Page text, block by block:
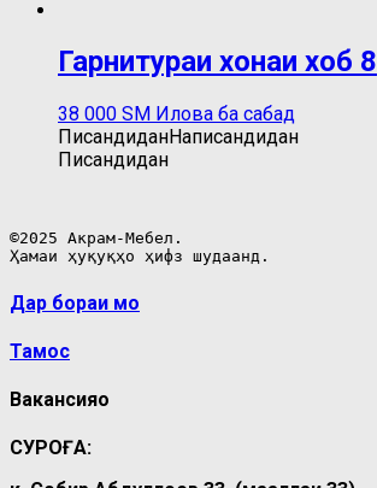
Гарнитураи хонаи хоб 8
38 000 ЅМ Илова ба сабад
ПисандиданНаписандидан
Писандидан
©2025 Акрам-Мебел.
Ҳамаи ҳуқуқҳо ҳифз шудаанд.
Дар бораи мо
Тамос
Вакансияҳо
СУРОҒА: